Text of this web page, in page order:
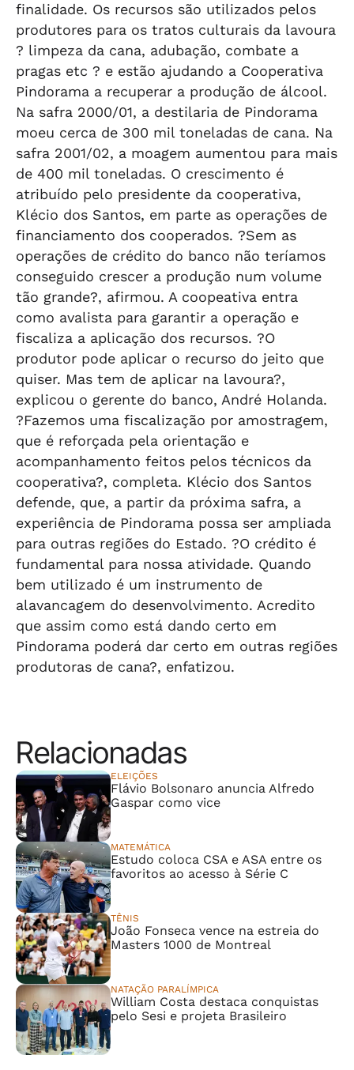
finalidade. Os recursos são utilizados pelos
produtores para os tratos culturais da lavoura
? limpeza da cana, adubação, combate a
pragas etc ? e estão ajudando a Cooperativa
Pindorama a recuperar a produção de álcool.
Na safra 2000/01, a destilaria de Pindorama
moeu cerca de 300 mil toneladas de cana. Na
safra 2001/02, a moagem aumentou para mais
de 400 mil toneladas. O crescimento é
atribuído pelo presidente da cooperativa,
Klécio dos Santos, em parte as operações de
financiamento dos cooperados. ?Sem as
operações de crédito do banco não teríamos
conseguido crescer a produção num volume
tão grande?, afirmou. A coopeativa entra
como avalista para garantir a operação e
fiscaliza a aplicação dos recursos. ?O
produtor pode aplicar o recurso do jeito que
quiser. Mas tem de aplicar na lavoura?,
explicou o gerente do banco, André Holanda.
?Fazemos uma fiscalização por amostragem,
que é reforçada pela orientação e
acompanhamento feitos pelos técnicos da
cooperativa?, completa. Klécio dos Santos
defende, que, a partir da próxima safra, a
experiência de Pindorama possa ser ampliada
para outras regiões do Estado. ?O crédito é
fundamental para nossa atividade. Quando
bem utilizado é um instrumento de
alavancagem do desenvolvimento. Acredito
que assim como está dando certo em
Pindorama poderá dar certo em outras regiões
produtoras de cana?, enfatizou.
Relacionadas
ELEIÇÕES
Flávio Bolsonaro anuncia Alfredo
Gaspar como vice
MATEMÁTICA
Estudo coloca CSA e ASA entre os
favoritos ao acesso à Série C
TÊNIS
João Fonseca vence na estreia do
Masters 1000 de Montreal
NATAÇÃO PARALÍMPICA
William Costa destaca conquistas
pelo Sesi e projeta Brasileiro